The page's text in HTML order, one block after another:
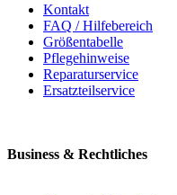
Kontakt
FAQ / Hilfebereich
Größentabelle
Pflegehinweise
Reparaturservice
Ersatzteilservice
Business & Rechtliches